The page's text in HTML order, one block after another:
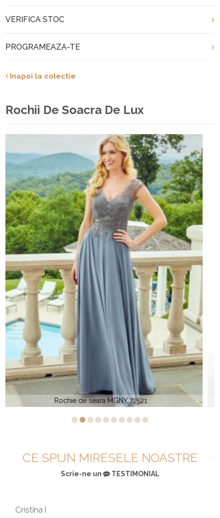
VERIFICA STOC
PROGRAMEAZA-TE
Inapoi la colectie
Rochii De Soacra De Lux
MGNY 72220
CE SPUN MIRESELE NOASTRE
Scrie-ne un TESTIMONIAL
Cristina I